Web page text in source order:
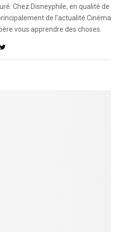
Chez Disneyphile, en qualité de
de l'actualité Cinéma
vous apprendre des choses.